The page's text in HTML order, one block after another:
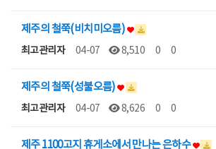
제주의 철쭉(비치미오름)
최고관리자 04-07 8,510 0 0
제주의 철쭉(성불오름)
최고관리자 04-07 8,626 0 0
제주 1100고지 휴게소에서 만나는 은하수